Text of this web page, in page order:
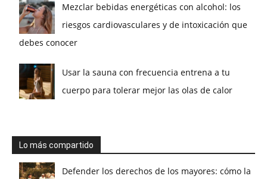
Mezclar bebidas energéticas con alcohol: los
riesgos cardiovasculares y de intoxicación que
debes conocer
Usar la sauna con frecuencia entrena a tu
cuerpo para tolerar mejor las olas de calor
Lo más compartido
Defender los derechos de los mayores: cómo la